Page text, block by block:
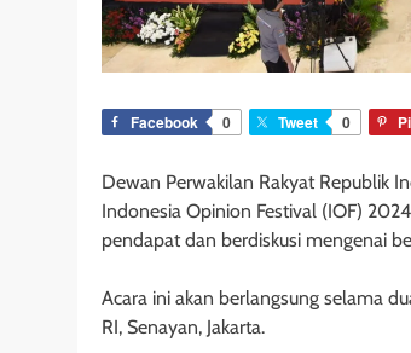
Facebook 0 Tweet 0
Dewan Perwakilan Rakyat Republik
Indonesia Opinion Festival (IOF)
pendapat dan berdiskusi mengenai
Acara ini akan berlangsung selama
RI, Senayan, Jakarta.